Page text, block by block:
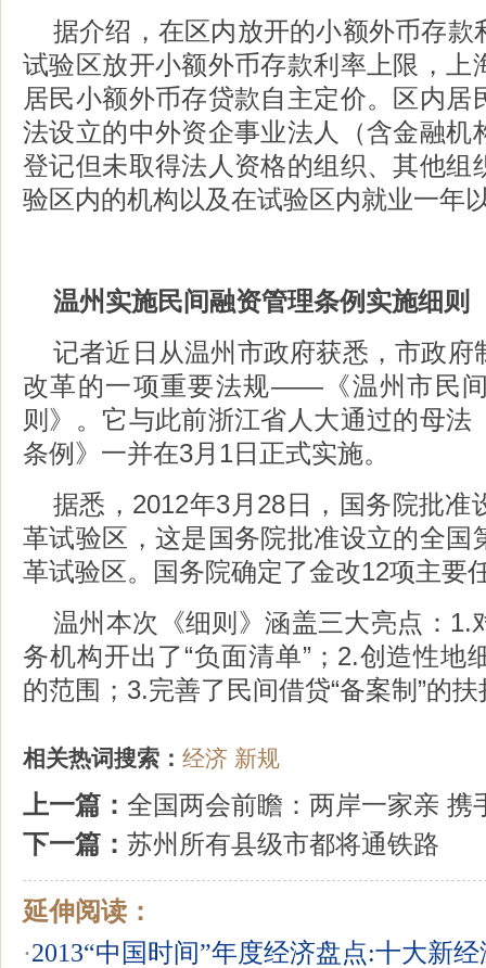
据介绍，在区内放开的小额外币存款
试验区放开小额外币存款利率上限，上
居民小额外币存贷款自主定价。区内居
法设立的中外资企事业法人（含金融机
登记但未取得法人资格的组织、其他组
验区内的机构以及在试验区内就业一年
温州实施民间融资管理条例实施细则
记者近日从温州市政府获悉，市政府
改革的一项重要法规——《温州市民
则》。它与此前浙江省人大通过的母法
条例》一并在3月1日正式实施。
据悉，2012年3月28日，国务院批准
革试验区，这是国务院批准设立的全国
革试验区。国务院确定了金改12项主要
温州本次《细则》涵盖三大亮点：1.
务机构开出了“负面清单”；2.创造性地
的范围；3.完善了民间借贷“备案制”的
相关热词搜索： 经济 新规
上一篇： 全国两会前瞻：两岸一家亲 携
下一篇： 苏州所有县级市都将通铁路
延伸阅读：
·2013“中国时间”年度经济盘点:十大新